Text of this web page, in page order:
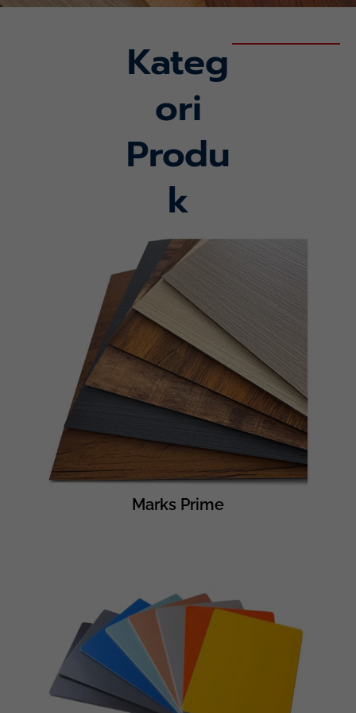
Kateg
ori
Produ
k
Marks Prime